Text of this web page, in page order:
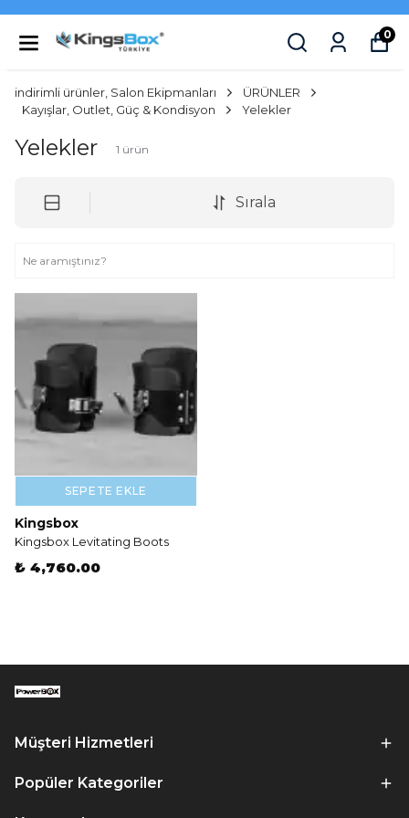
0
indirimli ürünler, Salon Ekipmanları
ÜRÜNLER
Kayışlar, Outlet, Güç & Kondisyon
Yelekler
Yelekler 1 ürün
Sırala
SEPETE EKLE
Kingsbox
Kingsbox Levitating Boots
₺ 4,760.00
Müşteri Hizmetleri
Popüler Kategoriler